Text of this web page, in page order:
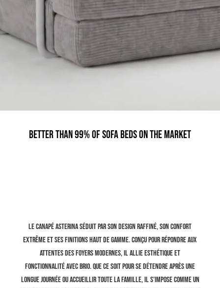
Better than 99% of sofa beds on the market
Le canapé Asterina séduit par son design raffiné, son confort
extrême et ses finitions haut de gamme. Conçu pour répondre aux
attentes des foyers modernes, il allie esthétique et
fonctionnalité avec brio. Que ce soit pour se détendre après une
longue journée ou accueillir toute la famille, il s’impose comme un